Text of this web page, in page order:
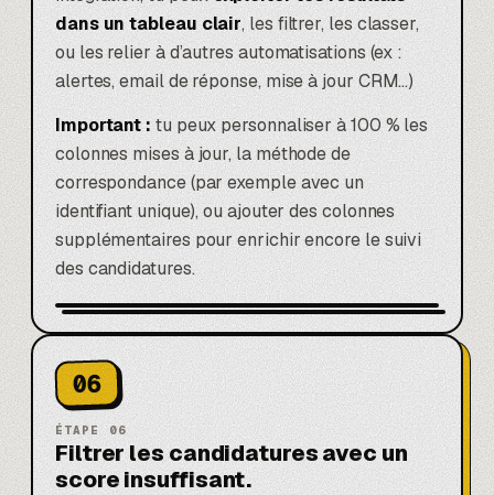
dans un tableau clair, les filtrer, les classer,
ou les relier à d’autres automatisations (ex :
alertes, email de réponse, mise à jour CRM…)
Important : tu peux personnaliser à 100 % les
colonnes mises à jour, la méthode de
correspondance (par exemple avec un
identifiant unique), ou ajouter des colonnes
supplémentaires pour enrichir encore le suivi
des candidatures.
06
ÉTAPE 06
Filtrer les candidatures avec un
score insuffisant.